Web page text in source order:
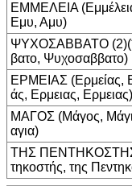
ΕΜΜΕΛΕΙΑ
Εμυ, Αμυ)
ΨΥΧΟΣΑΒΒΑΤΟ
βατο, Ψυχοσαββατο)
ΕΡΜΕΙΑΣ (Ερμείας,
άς, Ερμειας, Ερμειας)
ΜΑΓΟΣ (Μάγος,
αγια)
ΤΗΣ ΠΕΝΤΗΚΟΣΤΗΣ
τηκοστής, της